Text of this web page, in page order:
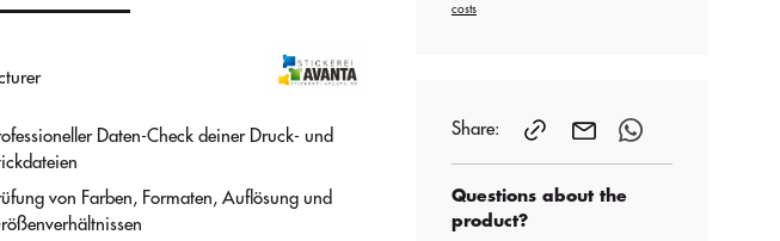
Daten-Check deiner Druck- und
von Farben, Formaten, Auflösung und
costs
Share:
Questions about the
product?